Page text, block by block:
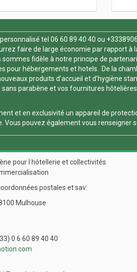
tel 06 60 89 40 40 ou
faire de large économie par rapport à
sommes fidèle à notre principe de
pour hébergements et hotels. De la
produits d’accueil et d’hygiène
parabène et vos fournitures
et en exclusivité un appareil de
Vous pouvez également vous renseigner
pour l hôtellerie et collectivités
postales et sav:
Mulhouse
0 6 60 89 40 40